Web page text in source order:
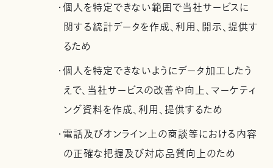
・個人を特定できない範囲で当社サービスに
関する統計データを作成、利用、開示、提供す
るため
・個人を特定できないようにデータ加工したう
えで、当社サービスの改善や向上、マーケティ
ング資料を作成、利用、提供するため
・電話及びオンライン上の商談等における内容
の正確な把握及び対応品質向上のため